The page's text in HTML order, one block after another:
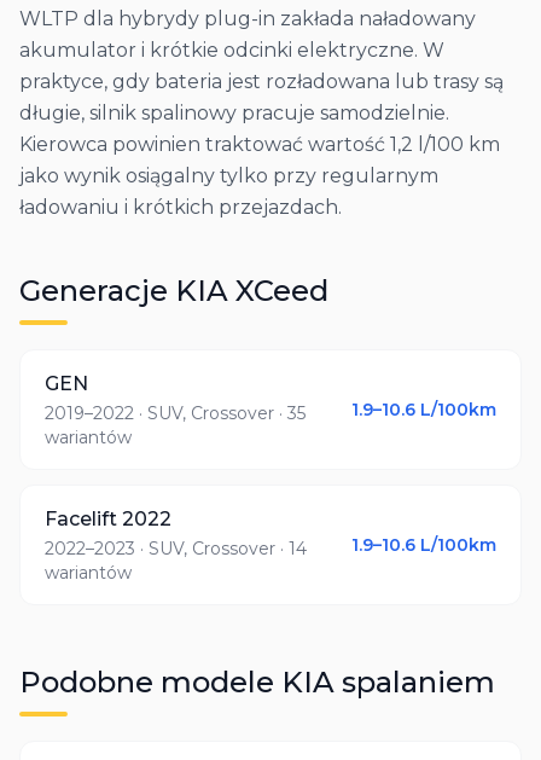
WLTP dla hybrydy plug-in zakłada naładowany
akumulator i krótkie odcinki elektryczne. W
praktyce, gdy bateria jest rozładowana lub trasy są
długie, silnik spalinowy pracuje samodzielnie.
Kierowca powinien traktować wartość 1,2 l/100 km
jako wynik osiągalny tylko przy regularnym
ładowaniu i krótkich przejazdach.
Generacje KIA XCeed
GEN
2019–2022 · SUV, Crossover · 35
wariantów
1.9–10.6 L/100km
Facelift 2022
2022–2023 · SUV, Crossover · 14
wariantów
1.9–10.6 L/100km
Podobne modele KIA spalaniem